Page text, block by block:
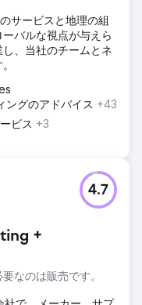
に移動
サービスと地理の組
バルな視点が与えら
、当社のチームとネ
ングのアドバイス +43
ビス +3
+
なのは販売です。
4.7